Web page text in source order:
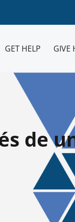
GET HELP GIVE
de